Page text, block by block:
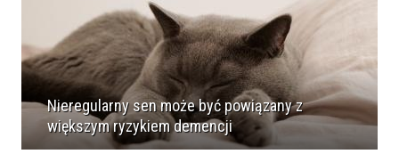
Nieregularny sen może być powiązany z
większym ryzykiem demencji